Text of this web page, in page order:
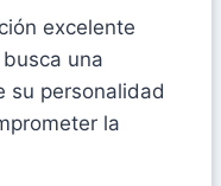
excelente
una
su personalidad
la